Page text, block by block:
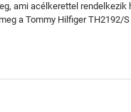
ami acélkerettel
a Tommy Hilfiger TH2192/